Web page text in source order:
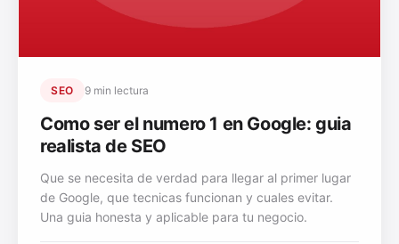
SEO 9 min lectura
Como ser el numero 1 en Google: guia
realista de SEO
Que se necesita de verdad para llegar al primer lugar
de Google, que tecnicas funcionan y cuales evitar.
Una guia honesta y aplicable para tu negocio.